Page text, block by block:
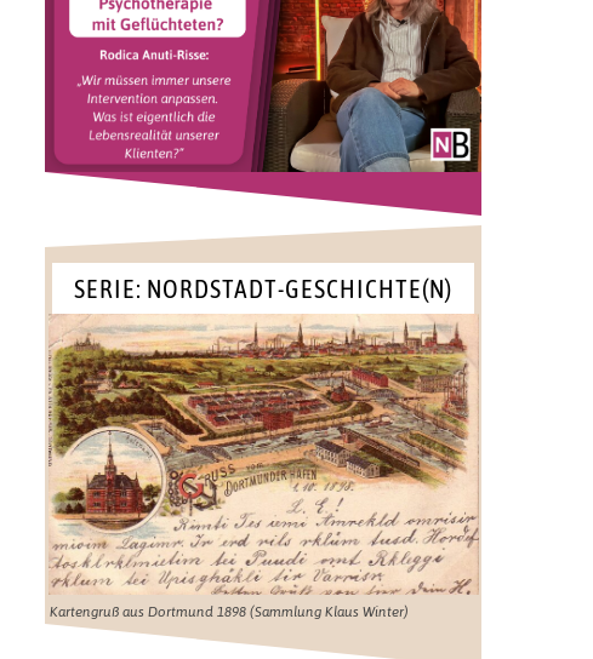
SERIE: NORDSTADT-GESCHICHTE(N)
Kartengruß aus Dortmund 1898 (Sammlung Klaus Winter)